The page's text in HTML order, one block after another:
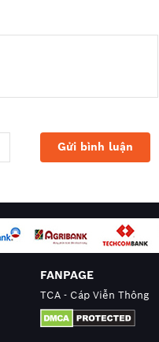
FANPAGE
TCA - Cáp Viễn Thông